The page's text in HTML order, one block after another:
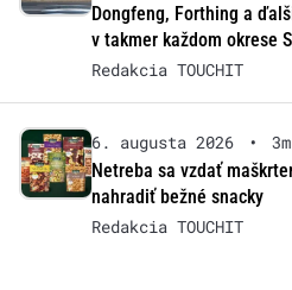
Dongfeng, Forthing a
v takmer každom okrese
Redakcia TOUCHIT
6. augusta 2026 •
3m
Netreba sa vzdať
nahradiť bežné snacky
Redakcia TOUCHIT